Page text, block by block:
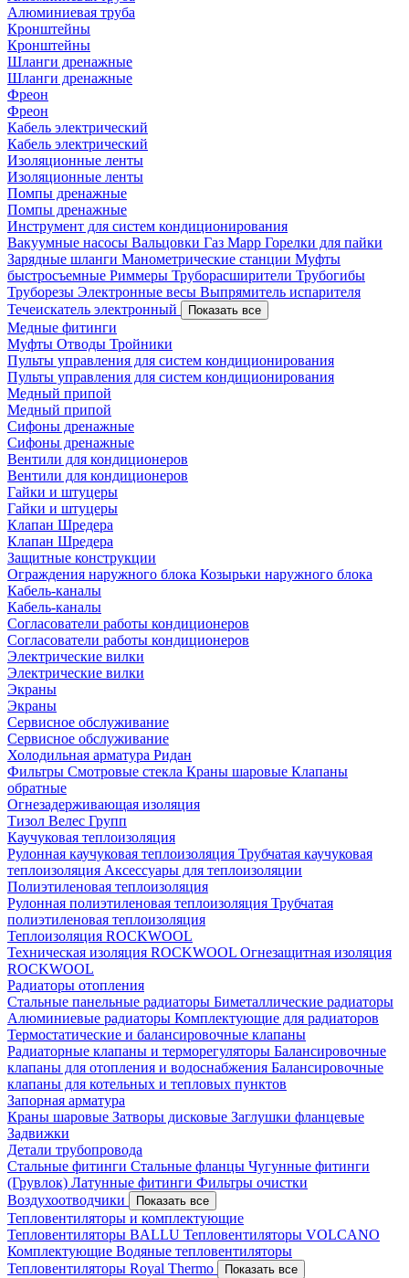
Алюминиевая труба
Кронштейны
Кронштейны
Шланги дренажные
Шланги дренажные
Фреон
Фреон
Кабель электрический
Кабель электрический
Изоляционные ленты
Изоляционные ленты
Помпы дренажные
Помпы дренажные
Инструмент для систем кондиционирования
Вакуумные насосы Вальцовки Газ Mapp Горелки для пайки
Зарядные шланги Манометрические станции Муфты
быстросъемные Риммеры Труборасширители Трубогибы
Труборезы Электронные весы Выпрямитель испарителя
Течеискатель электронный
Показать все
Медные фитинги
Муфты Отводы Тройники
Пульты управления для систем кондиционирования
Пульты управления для систем кондиционирования
Медный припой
Медный припой
Сифоны дренажные
Сифоны дренажные
Вентили для кондиционеров
Вентили для кондиционеров
Гайки и штуцеры
Гайки и штуцеры
Клапан Шредера
Клапан Шредера
Защитные конструкции
Ограждения наружного блока Козырьки наружного блока
Кабель-каналы
Кабель-каналы
Согласователи работы кондиционеров
Согласователи работы кондиционеров
Электрические вилки
Электрические вилки
Экраны
Экраны
Сервисное обслуживание
Сервисное обслуживание
Холодильная арматура Ридан
Фильтры Смотровые стекла Краны шаровые Клапаны
обратные
Огнезадерживающая изоляция
Тизол Велес Групп
Каучуковая теплоизоляция
Рулонная каучуковая теплоизоляция Трубчатая каучуковая
теплоизоляция Аксессуары для теплоизоляции
Полиэтиленовая теплоизоляция
Рулонная полиэтиленовая теплоизоляция Трубчатая
полиэтиленовая теплоизоляция
Теплоизоляция ROCKWOOL
Техническая изоляция ROCKWOOL Огнезащитная изоляция
ROCKWOOL
Радиаторы отопления
Стальные панельные радиаторы Биметаллические радиаторы
Алюминиевые радиаторы Комплектующие для радиаторов
Термостатические и балансировочные клапаны
Радиаторные клапаны и терморегуляторы Балансировочные
клапаны для отопления и водоснабжения Балансировочные
клапаны для котельных и тепловых пунктов
Запорная арматура
Краны шаровые Затворы дисковые Заглушки фланцевые
Задвижки
Детали трубопровода
Стальные фитинги Стальные фланцы Чугунные фитинги
(Грувлок) Латунные фитинги Фильтры очистки
Воздухоотводчики
Показать все
Тепловентиляторы и комплектующие
Тепловентиляторы BALLU Тепловентиляторы VOLCANO
Комплектующие Водяные тепловентиляторы
Тепловентиляторы Royal Thermo
Показать все